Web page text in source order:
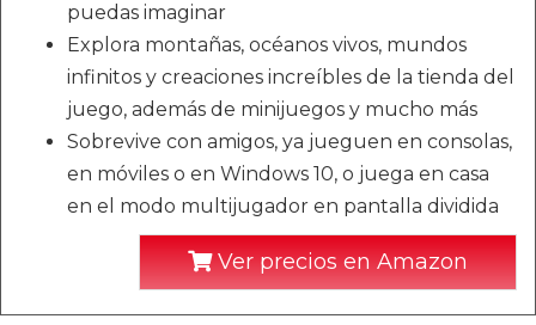
puedas imaginar
Explora montañas, océanos vivos, mundos
infinitos y creaciones increíbles de la tienda del
juego, además de minijuegos y mucho más
Sobrevive con amigos, ya jueguen en consolas,
en móviles o en Windows 10, o juega en casa
en el modo multijugador en pantalla dividida
Ver precios en Amazon